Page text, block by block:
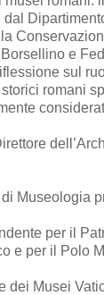
e
sul
romani
Museologia
per il
e per il Polo
dei Musei